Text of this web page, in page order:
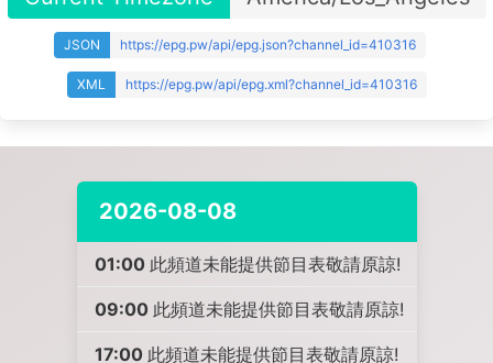
JSON https://epg.pw/api/epg.json?channel_id=410316
XML https://epg.pw/api/epg.xml?channel_id=410316
2026-08-08
01:00 此頻道未能提供節目表敬請原諒!
09:00 此頻道未能提供節目表敬請原諒!
17:00 此頻道未能提供節目表敬請原諒!